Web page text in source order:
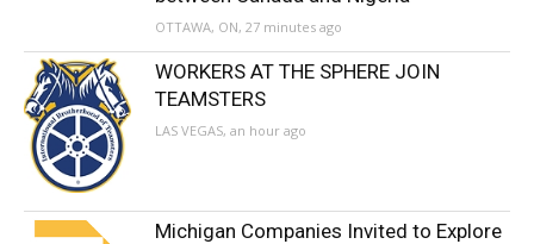
OTTAWA, ON, 27 minutes ago
WORKERS AT THE SPHERE JOIN
TEAMSTERS
LAS VEGAS, an hour ago
Michigan Companies Invited to Explore